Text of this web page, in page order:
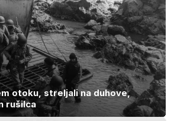
otoku, streljali na duhove,
rušilca